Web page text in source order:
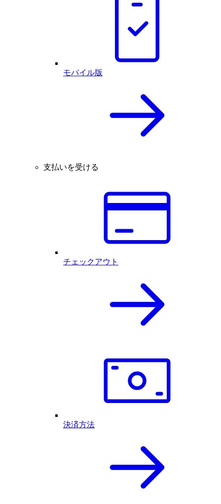
モバイル版
支払いを受ける
チェックアウト
決済方法